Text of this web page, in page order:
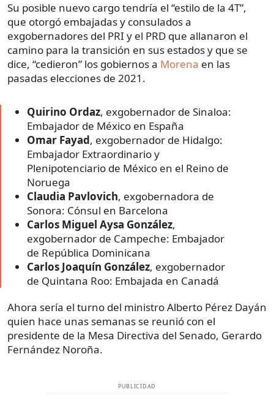
Su posible nuevo cargo tendría el “estilo de la 4T”,
que otorgó embajadas y consulados a
exgobernadores del PRI y el PRD que allanaron el
camino para la transición en sus estados y que se
dice, “cedieron” los gobiernos a Morena en las
pasadas elecciones de 2021.
Quirino Ordaz, exgobernador de Sinaloa:
Embajador de México en España
Omar Fayad, exgobernador de Hidalgo:
Embajador Extraordinario y
Plenipotenciario de México en el Reino de
Noruega
Claudia Pavlovich, exgobernadora de
Sonora: Cónsul en Barcelona
Carlos Miguel Aysa González,
exgobernador de Campeche: Embajador
de República Dominicana
Carlos Joaquín González, exgobernador
de Quintana Roo: Embajada en Canadá
Ahora sería el turno del ministro Alberto Pérez Dayán
quien hace unas semanas se reunió con el
presidente de la Mesa Directiva del Senado, Gerardo
Fernández Noroña.
PUBLICIDAD